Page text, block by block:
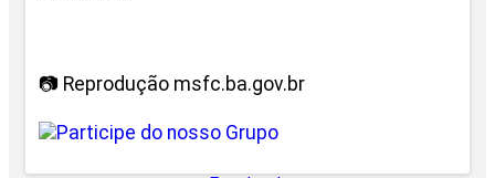
📷 Reprodução msfc.ba.gov.br